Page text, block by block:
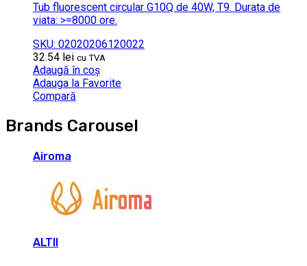
Tub fluorescent circular G10Q de 40W, T9. Durata de
viata: >=8000 ore.
SKU: 02020206120022
32.54 lei cu TVA
Adaugă în coș
Adauga la Favorite
Compară
Brands Carousel
Airoma
ALTII